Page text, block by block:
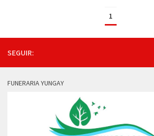
1
SEGUIR:
FUNERARIA YUNGAY